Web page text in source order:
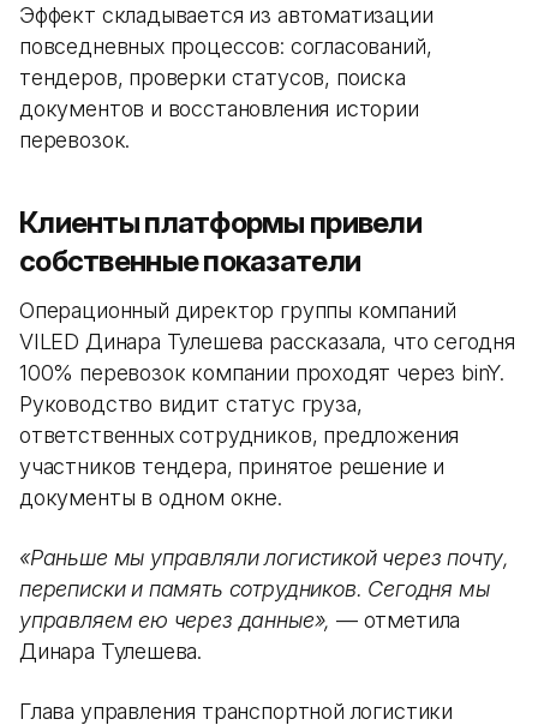
Эффект складывается из автоматизации
повседневных процессов: согласований,
тендеров, проверки статусов, поиска
документов и восстановления истории
перевозок.
Клиенты платформы привели
собственные показатели
Операционный директор группы компаний
VILED Динара Тулешева рассказала, что сегодня
100% перевозок компании проходят через binY.
Руководство видит статус груза,
ответственных сотрудников, предложения
участников тендера, принятое решение и
документы в одном окне.
«Раньше мы управляли логистикой через почту,
переписки и память сотрудников. Сегодня мы
управляем ею через данные», — отметила
Динара Тулешева.
Глава управления транспортной логистики